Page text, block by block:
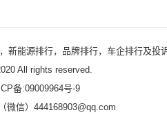
能源排行，品牌排行，车企排行及投
All rights reserved.
备:09009964号-9
微信）444168903@qq.com